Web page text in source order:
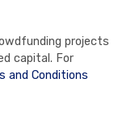
projects
capital. For
and Conditions